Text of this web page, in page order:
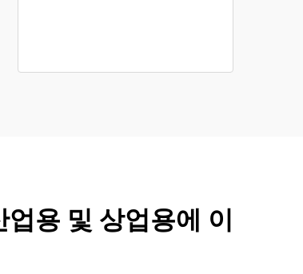
용 및 상업용에 이